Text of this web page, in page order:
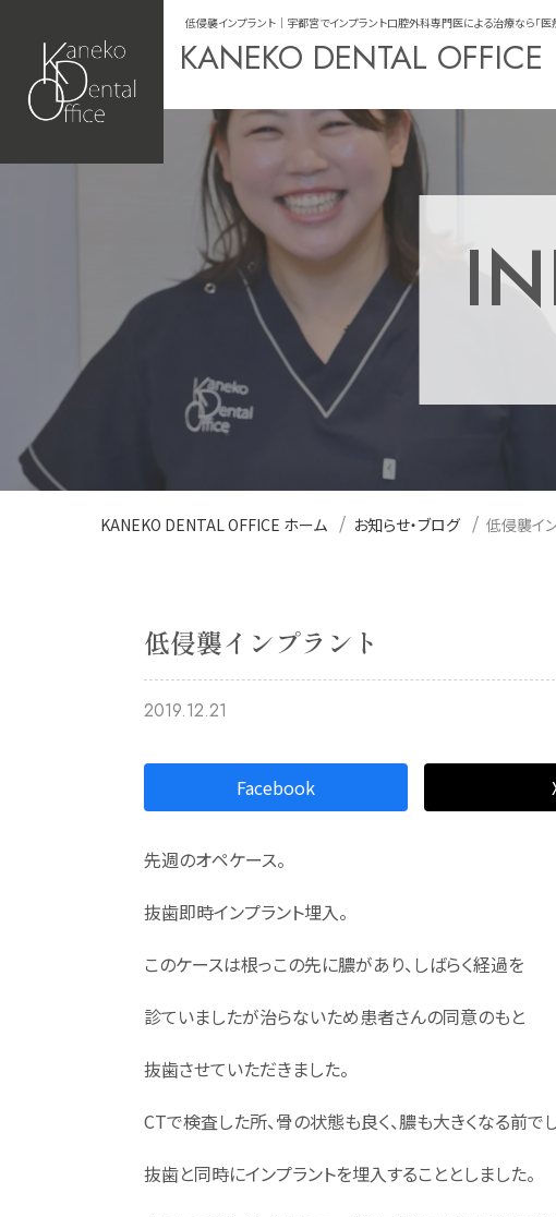
低侵襲インプラント｜宇都宮でインプラント口腔外科専門医による治療なら「医
KANEKO DENTAL OFFICE
KANEKO DENTAL OFFICE ホーム お知らせ・ブログ 低侵襲イ
低侵襲インプラント
2019.12.21
Facebook
先週のオペケース。
抜歯即時インプラント埋入。
このケースは根っこの先に膿があり、しばらく経過を
診ていましたが治らないため患者さんの同意のもと
抜歯させていただきました。
CTで検査した所、骨の状態も良く、膿も大きくなる前で
抜歯と同時にインプラントを埋入することとしました。